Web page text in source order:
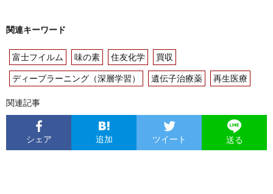
関連キーワード
富士フイルム 味の素 住友化学 買収
ディープラーニング（深層学習） 遺伝子治療薬 再生医療
関連記事
シェア 追加 ツイート 送る